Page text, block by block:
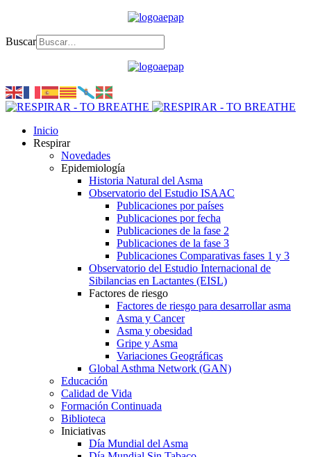
Buscar
Inicio
Respirar
Novedades
Epidemiología
Historia Natural del Asma
Observatorio del Estudio ISAAC
Publicaciones por países
Publicaciones por fecha
Publicaciones de la fase 2
Publicaciones de la fase 3
Publicaciones Comparativas fases 1 y 3
Observatorio del Estudio Internacional de
Sibilancias en Lactantes (EISL)
Factores de riesgo
Factores de riesgo para desarrollar asma
Asma y Cancer
Asma y obesidad
Gripe y Asma
Variaciones Geográficas
Global Asthma Network (GAN)
Educación
Calidad de Vida
Formación Continuada
Biblioteca
Iniciativas
Día Mundial del Asma